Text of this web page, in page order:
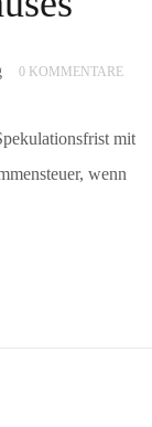
0 KOMMENTARE
mit
wenn